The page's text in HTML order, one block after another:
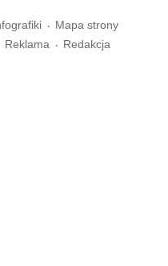
Mapa strony
Reklama Redakcja